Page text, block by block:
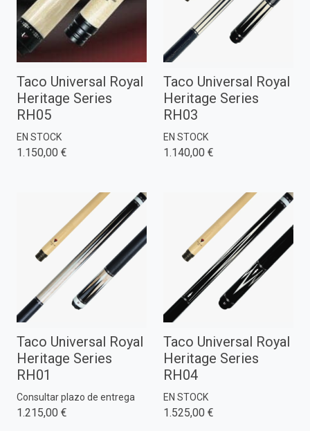
Taco Universal Royal
Heritage Series
RH05
EN STOCK
1.150,00 €
Taco Universal Royal
Heritage Series
RH03
EN STOCK
1.140,00 €
Taco Universal Royal
Heritage Series
RH01
Consultar plazo de entrega
1.215,00 €
Taco Universal Royal
Heritage Series
RH04
EN STOCK
1.525,00 €